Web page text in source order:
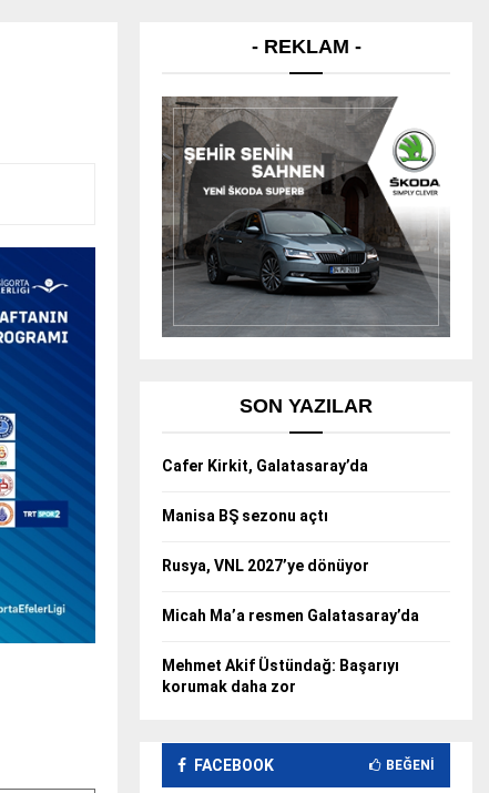
- REKLAM -
SON YAZILAR
Cafer Kirkit, Galatasaray’da
Manisa BŞ sezonu açtı
Rusya, VNL 2027’ye dönüyor
Micah Ma’a resmen Galatasaray’da
Mehmet Akif Üstündağ: Başarıyı
korumak daha zor
FACEBOOK BEĞENI